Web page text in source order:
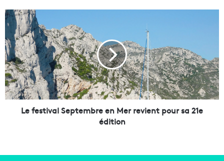
o
u
s
e
r
é
i
n
L
e
f
e
s
t
i
v
a
Le festival Septembre en Mer revient pour sa 21e
édition